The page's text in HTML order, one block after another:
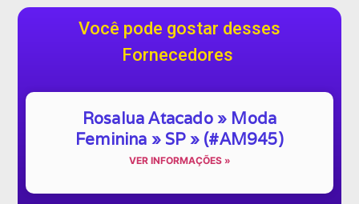
Você pode gostar desses
Fornecedores
Rosalua Atacado » Moda
Feminina » SP » (#AM945)
VER INFORMAÇÕES »